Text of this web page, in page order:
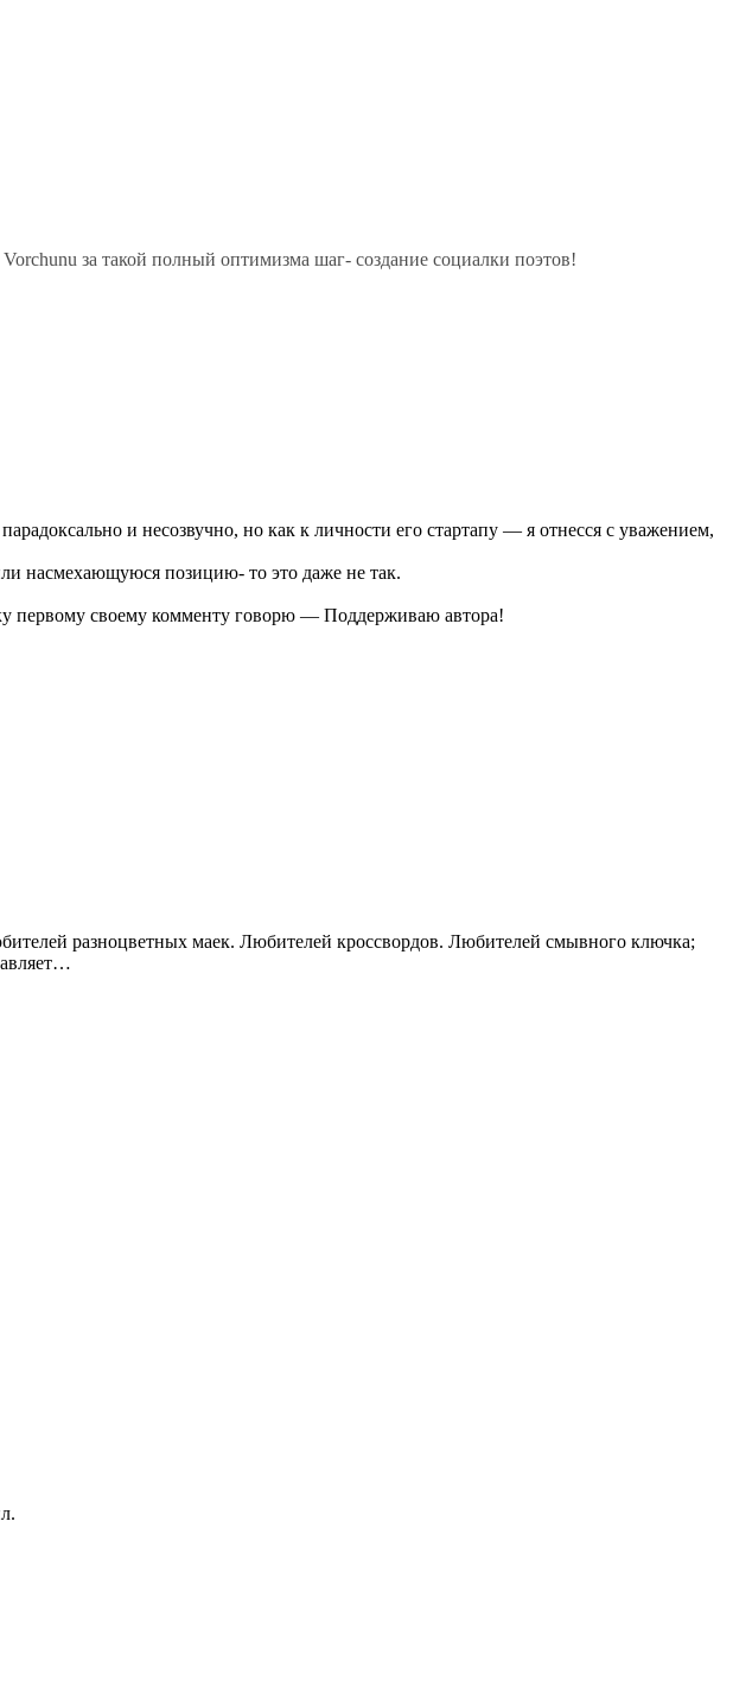
за такой полный оптимизма шаг- создание социалки поэтов!
и несозвучно, но как к личности его стартапу — я отнесся с уважением,
насмехающуюся позицию- то это даже не так.
первому своему комменту говорю — Поддерживаю автора!
разноцветных маек. Любителей кроссвордов. Любителей смывного ключка;